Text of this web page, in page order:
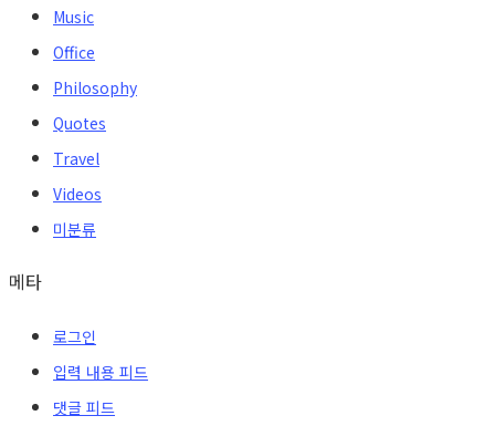
Music
Office
Philosophy
Quotes
Travel
Videos
미분류
메타
로그인
입력 내용 피드
댓글 피드